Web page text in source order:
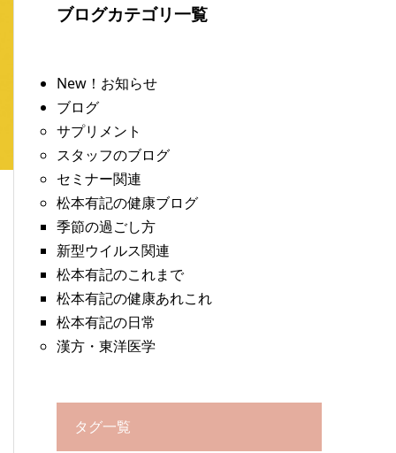
ブログカテゴリ一覧
New！お知らせ
ブログ
サプリメント
スタッフのブログ
セミナー関連
松本有記の健康ブログ
季節の過ごし方
新型ウイルス関連
松本有記のこれまで
松本有記の健康あれこれ
松本有記の日常
漢方・東洋医学
タグ一覧